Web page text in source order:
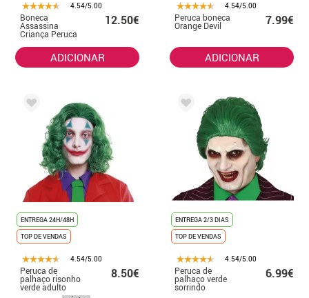
4.54/5.00
Boneca
Assassina
Criança Peruca
Vermelha
12.50€
ADICIONAR
4.54/5.00
Peruca boneca
Orange Devil 7.99€
ADICIONAR
ENTREGA 24H/48H
TOP DE VENDAS
4.54/5.00
Peruca de
palhaço risonho
verde adulto
8.50€
ENTREGA 2/3 DIAS
TOP DE VENDAS
4.54/5.00
Peruca de
palhaço verde
sorrindo
6.99€